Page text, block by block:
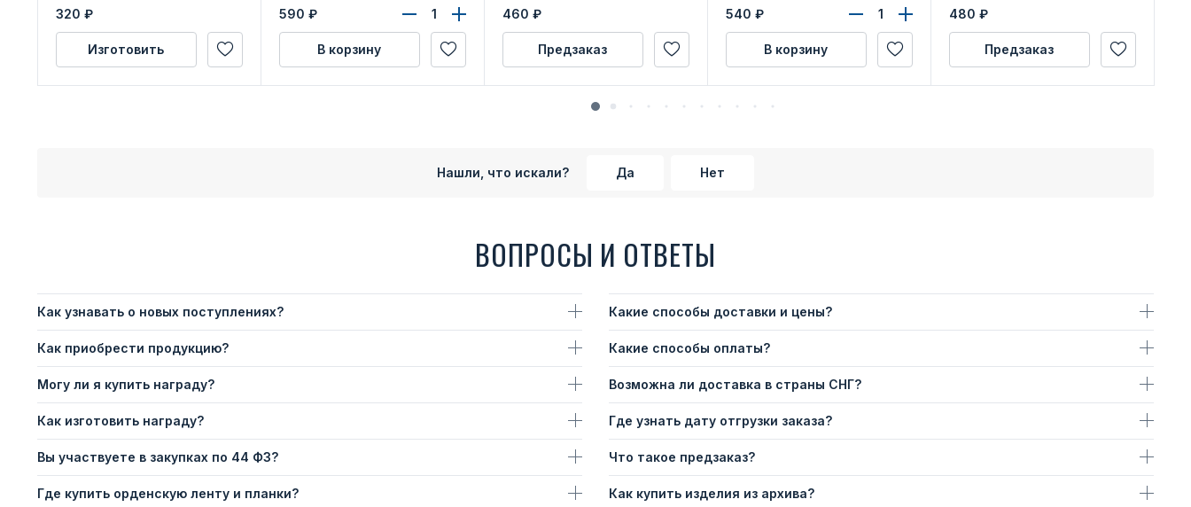
320 ₽
Изготовить
590 ₽
В корзину
460 ₽
Предзаказ
540 ₽
В корзину
480 ₽
Предзаказ
Нашли, что искали? Да Нет
ВОПРОСЫ И ОТВЕТЫ
Как узнавать о новых поступлениях?
Как приобрести продукцию?
Могу ли я купить награду?
Как изготовить награду?
Вы участвуете в закупках по 44 ФЗ?
Где купить орденскую ленту и планки?
Какие способы доставки и цены?
Какие способы оплаты?
Возможна ли доставка в страны СНГ?
Где узнать дату отгрузки заказа?
Что такое предзаказ?
Как купить изделия из архива?